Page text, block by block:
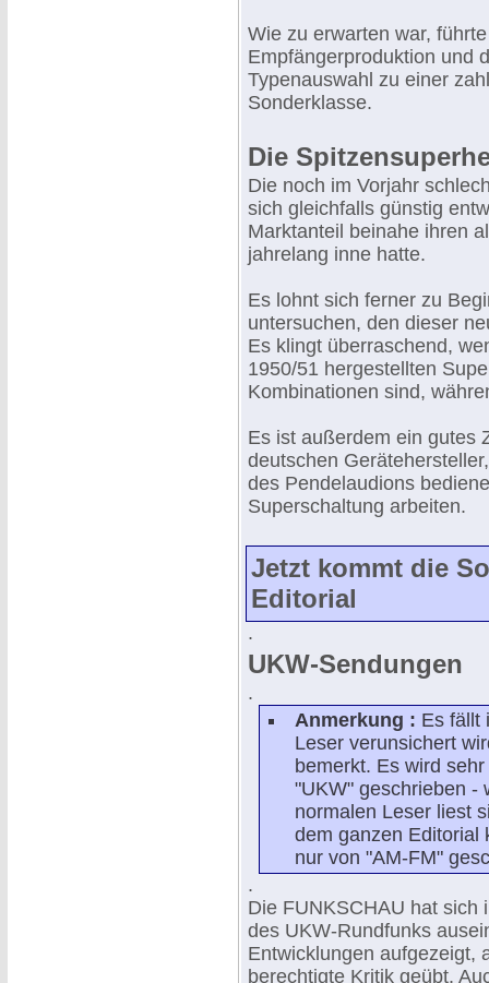
Wie zu erwarten war,
Empfängerproduktion und
Typenauswahl zu einer
Sonderklasse.
Die
Die noch im Vorjahr
sich gleichfalls günstig
Marktanteil beinahe ihren
jahrelang inne hatte.
Es lohnt sich ferner zu
untersuchen, den dieser
Es klingt überraschend,
1950/51 hergestellten
Kombinationen sind,
Es ist außerdem ein gutes
deutschen
des Pendelaudions
Superschaltung arbeiten.
Jetzt kommt die
Editorial
.
UKW-Sendungen
.
Anmerkung : Es fällt
Leser verunsichert
bemerkt. Es wird
"UKW" geschrieben -
normalen Leser liest
dem ganzen Editorial
nur von "AM-FM"
.
Die FUNKSCHAU hat sich
des UKW-Rundfunks
Entwicklungen aufgezeigt,
berechtigte Kritik geübt.